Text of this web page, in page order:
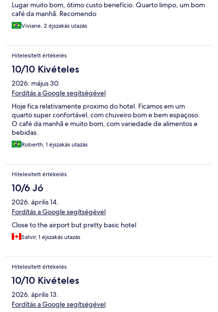
Lugar muito bom, ótimo custo benefício. Quarto limpo, um bom
café da manhã. Recomendo
Viviane, 2 éjszakás utazás
Hitelesített értékelés
10/10 Kivételes
2026. május 30.
Fordítás a Google segítségével
Hoje fica relativamente proximo do hotel. Ficamos em um
quarto super confortável, com chuveiro bom e bem espaçoso.
O café da manhã e muito bom, com variedade de alimentos e
bebidas.
Roberth, 1 éjszakás utazás
Hitelesített értékelés
10/6 Jó
2026. április 14.
Fordítás a Google segítségével
Close to the airport but pretty basic hotel
Satvir, 1 éjszakás utazás
Hitelesített értékelés
10/10 Kivételes
2026. április 13.
Fordítás a Google segítségével